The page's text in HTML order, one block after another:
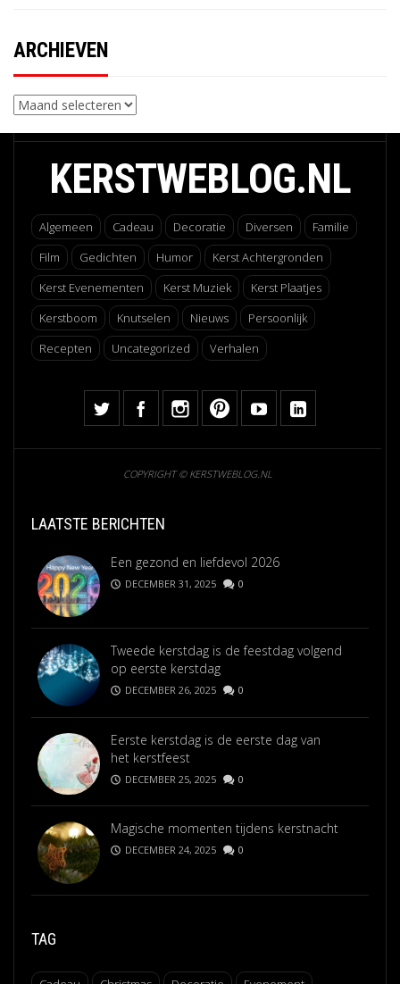
ARCHIEVEN
Archieven
KERSTWEBLOG.NL
Algemeen Cadeau Decoratie Diversen
Familie
Film
Gedichten Humor
Kerst Achtergronden
Kerst Evenementen
Kerst Muziek
Kerst Plaatjes
Kerstboom
Knutselen Nieuws
Persoonlijk
Recepten
Uncategorized Verhalen
COPYRIGHT © KERSTWEBLOG.NL
LAATSTE BERICHTEN
Een gezond en liefdevol 2026
DECEMBER 31, 2025 0
Tweede kerstdag is de feestdag volgend
op eerste kerstdag
DECEMBER 26, 2025 0
Eerste kerstdag is de eerste dag van
het kerstfeest
DECEMBER 25, 2025 0
Magische momenten tijdens kerstnacht
DECEMBER 24, 2025 0
TAG